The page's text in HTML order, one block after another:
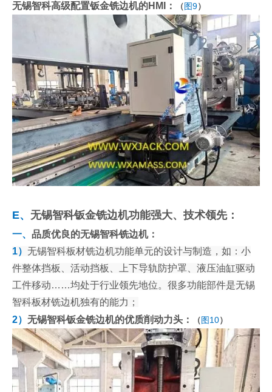
无锡智科高级配置钣金铣边机的HMI：
（图9）
E、 无锡智科钣金铣边机功能强大、技术领先：
一、 品质优良的无锡智科铣边机：
1） 无锡智科板材铣边机功能单元的设计与制造，如：小
件整体挡板、活动挡板、上下导轨防护罩、液压油缸驱动
工件移动……均处于行业领先地位。很多功能部件是无锡
智科板材铣边机独有的能力；
2） 无锡智科钣金铣边机的优质削动力头： （图10）